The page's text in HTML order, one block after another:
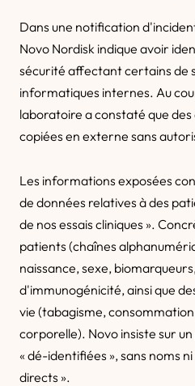
Dans une notification d'incident
Novo Nordisk indique avoir
sécurité affectant certains de
informatiques internes. Au
laboratoire a constaté que
copiées en externe sans
Les informations exposées
de données relatives à des
de nos essais cliniques ».
patients (chaînes
naissance, sexe,
d'immunogénicité, ainsi que
vie (tabagisme,
corporelle). Novo insiste sur
« dé-identifiées », sans noms
directs ».